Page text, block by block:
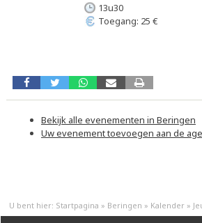
13u30
Toegang: 25 €
Bekijk alle evenementen in Beringen
Uw evenement toevoegen aan de
U bent hier: Startpagina » Beringen » Kalender »